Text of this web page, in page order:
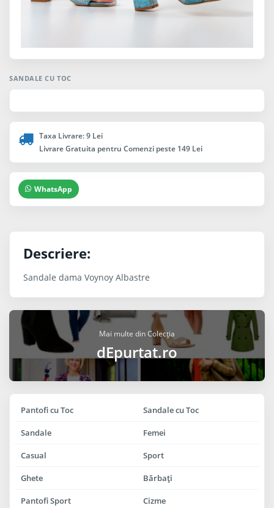
SANDALE CU TOC
Taxa Livrare: 9 Lei
Livrare Gratuita pentru Comenzi peste 149 Lei
WhatsApp
Descriere:
Sandale dama Voynoy Albastre
Mai multe din Colecția
dEpurtat.ro
Pantofi cu Toc Sandale cu Toc
Sandale Femei
Casual Sport
Ghete Bărbaţi
Pantofi Sport Cizme